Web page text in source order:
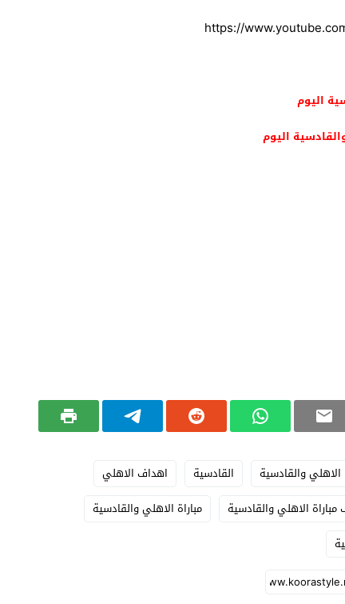
https://
اليوم
اليوم
الاهلي والقادسية القادسية
اهداف الاهلي
الاهلي والقادسية
مباراة الاهلي والقادسية